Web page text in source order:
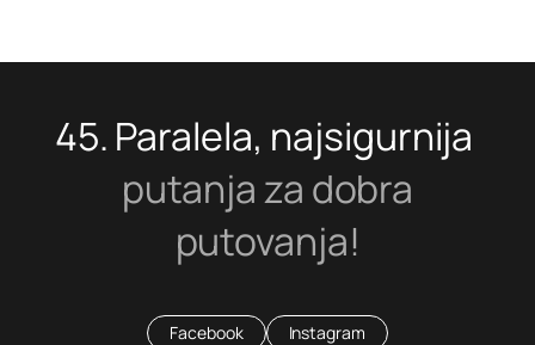
45. Paralela, najsigurnija
putanja za dobra
putovanja!
Facebook Instagram